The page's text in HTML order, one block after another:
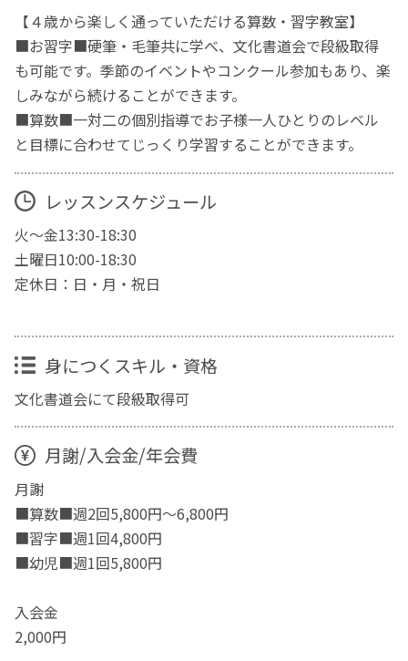
【４歳から楽しく通っていただける算数・習字教室】
■お習字■硬筆・毛筆共に学べ、文化書道会で段級取得
も可能です。季節のイベントやコンクール参加もあり、楽
しみながら続けることができます。
■算数■一対二の個別指導でお子様一人ひとりのレベル
と目標に合わせてじっくり学習することができます。
レッスンスケジュール
火〜金13:30-18:30
土曜日10:00-18:30
定休日：日・月・祝日
身につくスキル・資格
文化書道会にて段級取得可
月謝/入会金/年会費
月謝
■算数■週2回5,800円〜6,800円
■習字■週1回4,800円
■幼児■週1回5,800円
入会金
2,000円